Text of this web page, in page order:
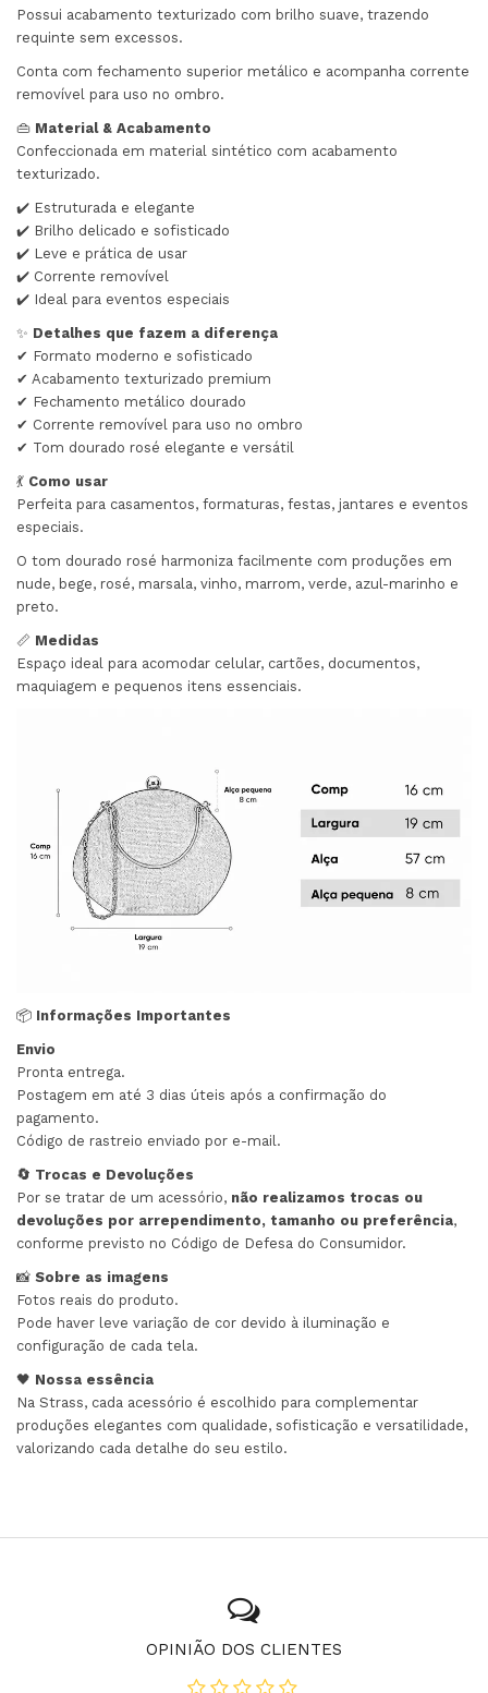
Possui acabamento texturizado com brilho suave, trazendo
requinte sem excessos.
Conta com fechamento superior metálico e acompanha corrente
removível para uso no ombro.
👜 Material & Acabamento
Confeccionada em material sintético com acabamento
texturizado.
✔️ Estruturada e elegante
✔️ Brilho delicado e sofisticado
✔️ Leve e prática de usar
✔️ Corrente removível
✔️ Ideal para eventos especiais
✨ Detalhes que fazem a diferença
✔ Formato moderno e sofisticado
✔ Acabamento texturizado premium
✔ Fechamento metálico dourado
✔ Corrente removível para uso no ombro
✔ Tom dourado rosé elegante e versátil
💃 Como usar
Perfeita para casamentos, formaturas, festas, jantares e eventos
especiais.
O tom dourado rosé harmoniza facilmente com produções em
nude, bege, rosé, marsala, vinho, marrom, verde, azul-marinho e
preto.
📏 Medidas
Espaço ideal para acomodar celular, cartões, documentos,
maquiagem e pequenos itens essenciais.
📦 Informações Importantes
Envio
Pronta entrega.
Postagem em até 3 dias úteis após a confirmação do
pagamento.
Código de rastreio enviado por e-mail.
🔄 Trocas e Devoluções
Por se tratar de um acessório, não realizamos trocas ou
devoluções por arrependimento, tamanho ou preferência,
conforme previsto no Código de Defesa do Consumidor.
📸 Sobre as imagens
Fotos reais do produto.
Pode haver leve variação de cor devido à iluminação e
configuração de cada tela.
🖤 Nossa essência
Na Strass, cada acessório é escolhido para complementar
produções elegantes com qualidade, sofisticação e versatilidade,
valorizando cada detalhe do seu estilo.
OPINIÃO DOS CLIENTES